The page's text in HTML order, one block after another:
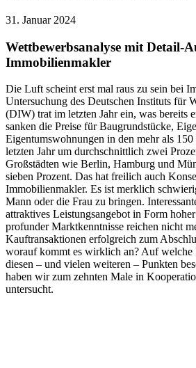
31. Januar 2024
Wettbewerbsanalyse mit Detail-
Immobilienmakler
Die Luft scheint erst mal raus zu sein bei
Untersuchung des Deutschen Instituts für
(DIW) trat im letzten Jahr ein, was bereits
sanken die Preise für Baugrundstücke,
Eigentumswohnungen in den mehr als
letzten Jahr um durchschnittlich zwei
Großstädten wie Berlin, Hamburg und
sieben Prozent. Das hat freilich auch
Immobilienmakler. Es ist merklich
Mann oder die Frau zu bringen.
attraktives Leistungsangebot in Form
profunder Marktkenntnisse reichen nicht
Kauftransaktionen erfolgreich zum
worauf kommt es wirklich an? Auf
diesen – und vielen weiteren – Punkten
haben wir zum zehnten Male in
untersucht.